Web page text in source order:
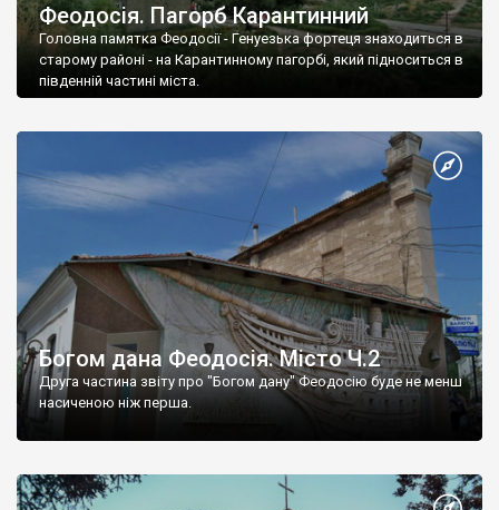
Феодосія. Пагорб Карантинний
Головна памятка Феодосії - Генуезька фортеця знаходиться в
старому районі - на Карантинному пагорбі, який підноситься в
південній частині міста.
Богом дана Феодосія. Місто Ч.2
Друга частина звіту про "Богом дану" Феодосію буде не менш
насиченою ніж перша.